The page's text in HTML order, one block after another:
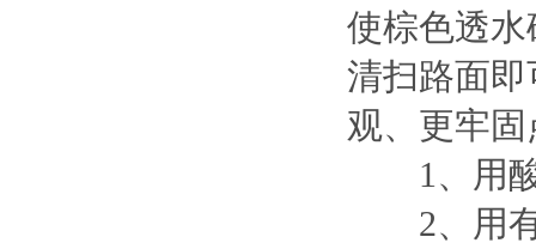
使棕色透
清扫路面
观、更牢固
1、用酸
2、用有